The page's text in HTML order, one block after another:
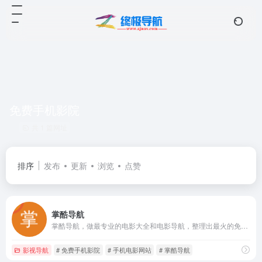
排序 发布 更新 浏览 点赞
掌酷导航
影视导航 # 免费手机影院 # 手机电影网站 # 掌酷导航